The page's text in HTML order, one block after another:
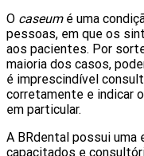
O caseum é uma
pessoas, em que os
aos pacientes. Por
maioria dos casos,
é imprescindível
corretamente e indicar
em particular.
A BRdental possui
capacitados e